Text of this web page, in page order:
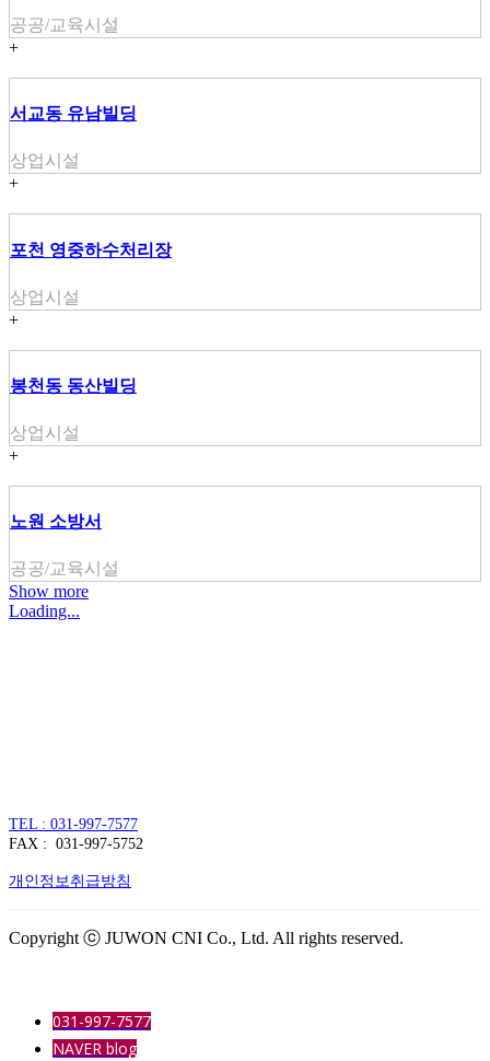
공공/교육시설
+
서교동 유남빌딩
상업시설
+
포천 영중하수처리장
상업시설
+
봉천동 동산빌딩
상업시설
+
노원 소방서
공공/교육시설
Show more
Loading...
TEL : 031-997-7577
FAX : 031-997-5752
개인정보취급방침
Copyright ⓒ JUWON CNI Co., Ltd. All rights reserved.
031-997-7577
NAVER blog